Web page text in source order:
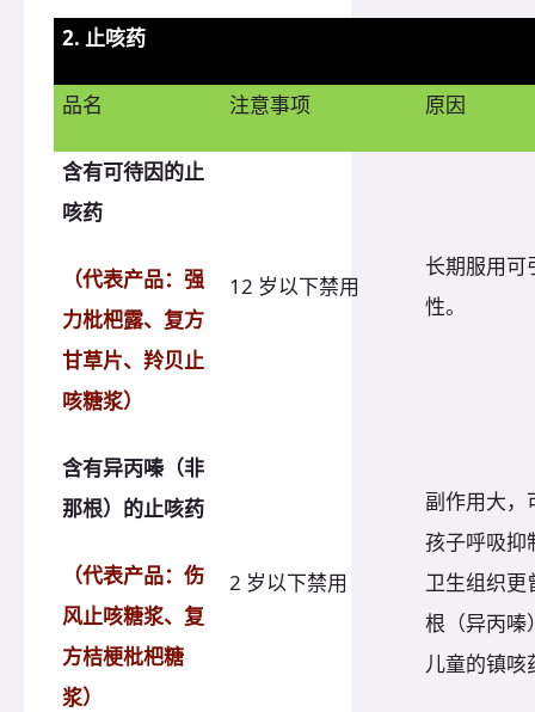
2. 止咳药
品名 注意事项 原因
含有可待因的止
咳药
（代表产品：强
力枇杷露、复方
甘草片、羚贝止
咳糖浆）
12 岁以下禁用
长期服用可
性。
含有异丙嗪（非
那根）的止咳药
（代表产品：伤
风止咳糖浆、复
方桔梗枇杷糖
浆）
2 岁以下禁用
副作用大，
孩子呼吸抑
卫生组织更
根（异丙嗪
儿童的镇咳